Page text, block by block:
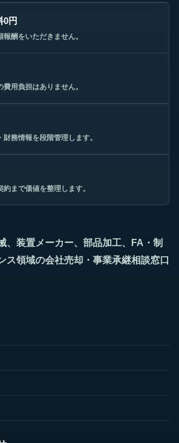
0円
酬をいただきません。
用負担はありません。
務情報を段階管理します。
まで価値を整理します。
、装置メーカー、部品加工、FA・制
ス領域の会社売却・事業承継相談窓口